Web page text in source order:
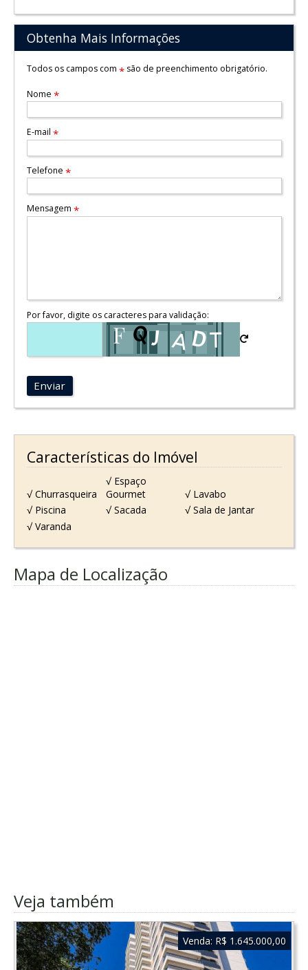
Obtenha Mais Informações
Todos os campos com *são de preenchimento obrigatório.
Nome *
E-mail *
Telefone *
Mensagem *
Por favor, digite os caracteres para validação:
Enviar
Características do Imóvel
√ Churrasqueira
√ Espaço
Gourmet
√ Lavabo
√ Piscina
√ Sacada
√ Sala de Jantar
√ Varanda
Mapa de Localização
Veja também
Venda: R$ 1.645.000,00